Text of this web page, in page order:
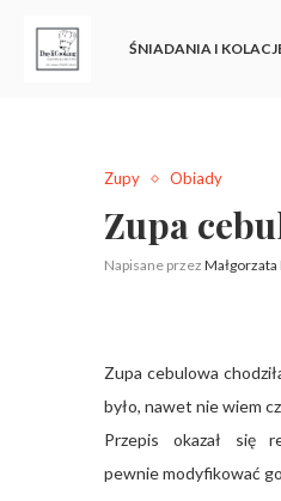
ŚNIADANIA I
Zupy Obiady
Zupa
Napisane przez
Zupa cebulowa
było, nawet nie wiem
Przepis okazał się
pewnie modyfikować